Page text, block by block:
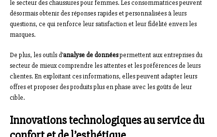
le secteur des chaussures pour femmes. Les consommatrices peuvent
désormais obtenir des réponses rapides et personnalisées à leurs
questions, ce qui renforce leur satisfaction et leur fidélité envers les
marques.
De plus, les outils d’analyse de donnéespermettent aux entreprises du
secteur de mieux comprendre les attentes et les préférences de leurs
clientes. En exploitant ces informations, elles peuvent adapter leurs
offres et proposer des produits plus en phase avec les goûts de leur
cible.
Innovations technologiques au service du